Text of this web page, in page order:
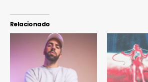
Relacionado